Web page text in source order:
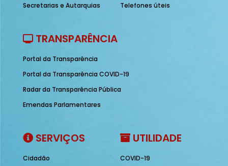
Secretarias e Autarquias
Telefones úteis
TRANSPARÊNCIA
Portal da Transparência
Portal da Transparência COVID-19
Radar da Transparência Pública
Emendas Parlamentares
SERVIÇOS
Cidadão
UTILIDADE
COVID-19